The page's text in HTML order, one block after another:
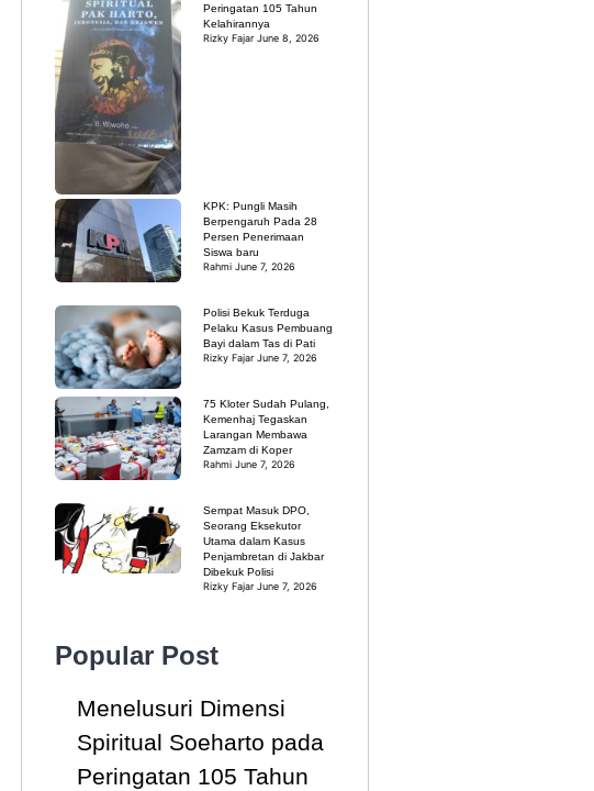
Peringatan 105 Tahun
Kelahirannya
Rizky FajarJune 8, 2026
KPK: Pungli Masih
Berpengaruh Pada 28
Persen Penerimaan
Siswa baru
Rahmi June 7, 2026
Polisi Bekuk Terduga
Pelaku Kasus Pembuang
Bayi dalam Tas di Pati
Rizky FajarJune 7, 2026
75 Kloter Sudah Pulang,
Kemenhaj Tegaskan
Larangan Membawa
Zamzam di Koper
Rahmi June 7, 2026
Sempat Masuk DPO,
Seorang Eksekutor
Utama dalam Kasus
Penjambretan di Jakbar
Dibekuk Polisi
Rizky FajarJune 7, 2026
Popular Post
Menelusuri Dimensi
Spiritual Soeharto pada
Peringatan 105 Tahun